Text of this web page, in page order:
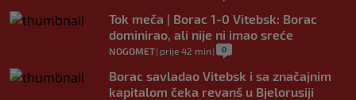
Tok meča | Borac 1-0 Vitebsk: Borac
dominirao, ali nije ni imao sreće
NOGOMET| prije 42 min | 0
Borac savladao Vitebsk i sa značajnim
kapitalom čeka revanš u Bjelorusiji